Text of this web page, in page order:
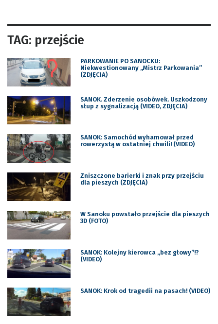
TAG: przejście
PARKOWANIE PO SANOCKU:
Niekwestionowany ,,Mistrz Parkowania”
(ZDJĘCIA)
SANOK. Zderzenie osobówek. Uszkodzony
słup z sygnalizacją (VIDEO, ZDJĘCIA)
SANOK: Samochód wyhamował przed
rowerzystą w ostatniej chwili! (VIDEO)
Zniszczone barierki i znak przy przejściu
dla pieszych (ZDJĘCIA)
W Sanoku powstało przejście dla pieszych
3D (FOTO)
SANOK: Kolejny kierowca „bez głowy”!?
(VIDEO)
SANOK: Krok od tragedii na pasach! (VIDEO)